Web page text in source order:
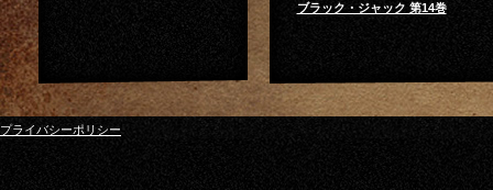
ブラック・ジャック 第14巻
プライバシーポリシー